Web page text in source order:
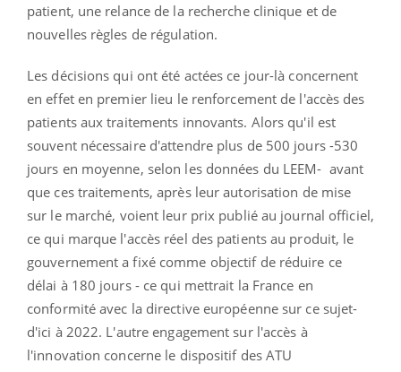
patient, une relance de la recherche clinique et de
nouvelles règles de régulation.
Les décisions qui ont été actées ce jour-là concernent
en effet en premier lieu le renforcement de l'accès des
patients aux traitements innovants. Alors qu'il est
souvent nécessaire d'attendre plus de 500 jours -530
jours en moyenne, selon les données du LEEM- avant
que ces traitements, après leur autorisation de mise
sur le marché, voient leur prix publié au journal officiel,
ce qui marque l'accès réel des patients au produit, le
gouvernement a fixé comme objectif de réduire ce
délai à 180 jours - ce qui mettrait la France en
conformité avec la directive européenne sur ce sujet-
d'ici à 2022. L'autre engagement sur l'accès à
l'innovation concerne le dispositif des ATU